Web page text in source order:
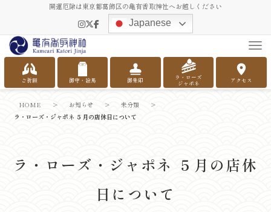
開運厄除は東京都葛飾区の亀有香取神社へお越しください
Japanese
ご祈願 御守・絵馬 御朱印
ラ・ローズ
ジャポネ
アクセス
ラ・ローズ・ジャポネ ５月の店休
日について
HOME > お知らせ > 未分類
>
ラ・ローズ・ジャポネ ５月の店休日について